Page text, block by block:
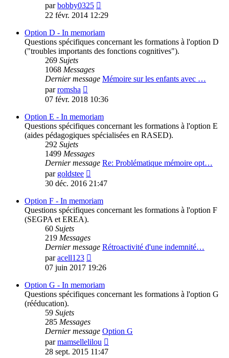
parbobby0325
le
message
22 févr. 2014 12:29
Option D - In memoriam
Questions spécifiques concernant les formations à l'option D
("troubles importants des fonctions cognitives").
269 Sujets
1068 Messages
Dernier message Mémoire sur les enfants avec …
parromsha
le
message
07 févr. 2018 10:36
Option E - In memoriam
Questions spécifiques concernant les formations à l'option E
(aides pédagogiques spécialisées en RASED).
292 Sujets
1499 Messages
Dernier message Re: Problématique mémoire opt…
par goldstee
le
message
30 déc. 2016 21:47
Option F - In memoriam
Questions spécifiques concernant les formations à l'option F
(SEGPA et EREA).
60 Sujets
219 Messages
Dernier message Rétroactivité d'une indemnité…
paracell123
le
message
07 juin 2017 19:26
Option G - In memoriam
Questions spécifiques concernant les formations à l'option G
(rééducation).
59 Sujets
285 Messages
Dernier message Option G
parmamsellelilou
28 sept. 2015 11:47